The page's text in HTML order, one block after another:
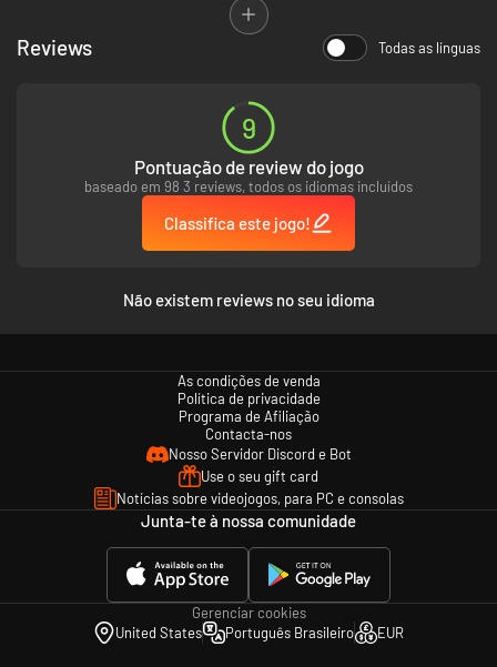
With the Season Pass, your Agent will stand out from the rest. On Day 1,
customized for short-range destruction. You will also receive a set of
exclusive outfits and weapon skins.
In addition, Season Pass owners gain special monthly benefits, including
exclusive content drops and events. More details coming soon!
Reviews Todas as línguas
9
Pontuação de review do jogo
baseado em 98 3 reviews, todos os idiomas incluídos
Classifica este jogo!
Não existem reviews no seu idioma
As condições de venda
Política de privacidade
Programa de Afiliação
Contacta-nos
Nosso Servidor Discord e Bot
Use o seu gift card
Notícias sobre videojogos, para PC e consolas
Junta-te à nossa comunidade
Gerenciar cookies
United States
Português Brasileiro EUR